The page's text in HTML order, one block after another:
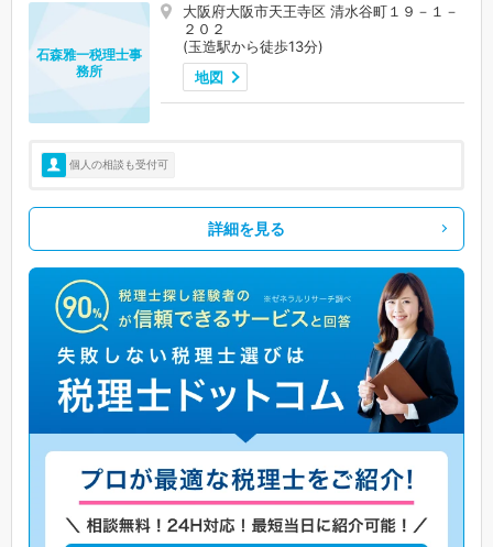
大阪府大阪市天王寺区 清水谷町１９－１－
２０２
(玉造駅から徒歩13分)
地図
石森雅一税理士事
務所
個人の相談も受付可
詳細を見る